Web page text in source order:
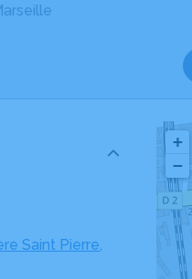
Saint Pierre,
+
−